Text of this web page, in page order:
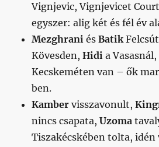
Vignjevic, Vignjevicet
egyszer: alig két és fél év
Mezghrani ésBatik
Kövesden,Hidi a Vasasnál,
Kecskeméten van – ők
ben.
Kamber visszavonult,
nincs csapata,Uzoma
Tiszakécskében tolta,